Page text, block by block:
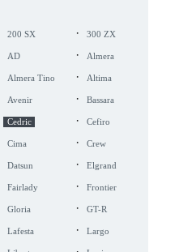
200 SX · 300 ZX
AD · Almera
Almera Tino · Altima
Avenir · Bassara
Cedric · Cefiro
Cima · Crew
Datsun · Elgrand
Fairlady · Frontier
Gloria · GT-R
Lafesta · Largo